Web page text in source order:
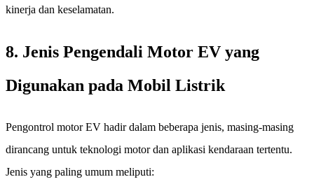
kinerja dan keselamatan.
8. Jenis Pengendali Motor EV yang
Digunakan pada Mobil Listrik
Pengontrol motor EV hadir dalam beberapa jenis, masing-masing
dirancang untuk teknologi motor dan aplikasi kendaraan tertentu.
Jenis yang paling umum meliputi: